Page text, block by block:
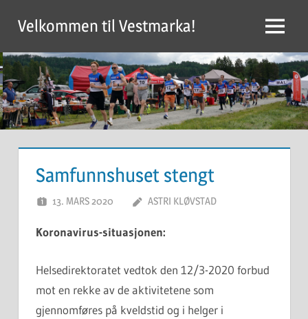
content
Velkommen til Vestmarka! Menu
Samfunnshuset stengt
13. MARS 2020 ASTRI KLØVSTAD
Koronavirus-situasjonen:
Helsedirektoratet vedtok den 12/3-2020 forbud
mot en rekke av de aktivitetene som
gjennomføres på kveldstid og i helger i